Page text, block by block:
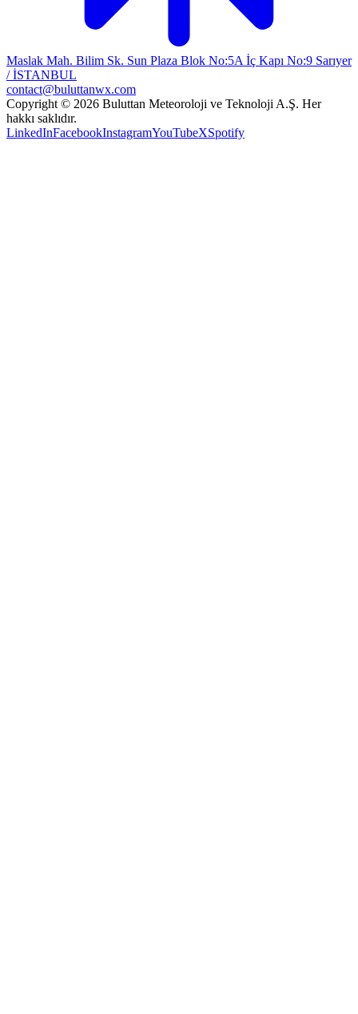
Maslak Mah. Bilim Sk. Sun Plaza Blok No:5A İç Kapı No:9 Sarıyer
/ İSTANBUL
contact@buluttanwx.com
Copyright © 2026 Buluttan Meteoroloji ve Teknoloji A.Ş. Her
hakkı saklıdır.
LinkedInFacebookInstagramYouTubeXSpotify